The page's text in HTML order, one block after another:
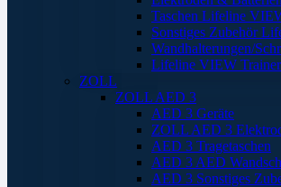
Taschen Lifeline
Sonstiges Zubehör
Wandhalterungen/
Lifeline VIEW Trainer
ZOLL
ZOLL AED 3
AED 3 Geräte
ZOLL AED 3
AED 3 Tragetaschen
AED 3 AED
AED 3 Sonstiges